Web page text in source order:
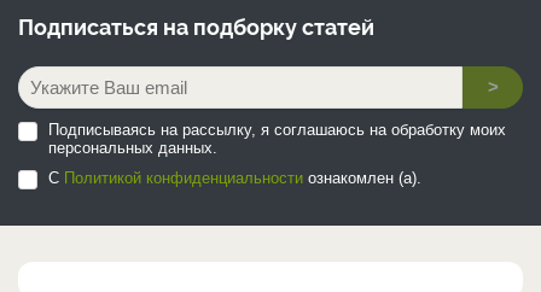
Подписаться на подборку статей
>
Подписываясь на рассылку, я соглашаюсь на обработку моих
персональных данных.
С Политикой конфиденциальности ознакомлен (а).